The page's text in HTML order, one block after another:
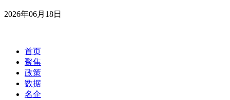
2026年06月18日
首页
聚焦
政策
数据
名企